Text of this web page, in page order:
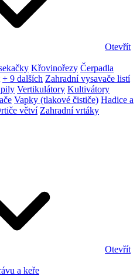
Otevřít
Křovinořezy Čerpadla
+ 9 dalších Zahradní vysavače listí
Vertikulátory Kultivátory
Vapky (tlakové čističe) Hadice a
větví Zahradní vrtáky
Otevřít
a keře